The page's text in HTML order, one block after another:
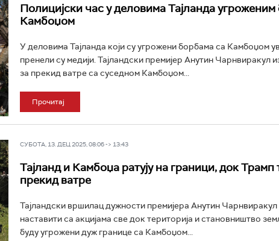
Полицијски час у деловима Тајланда
Камбоџом
У деловима Тајланда који су угрожени борбама са Камбоџом
пренели су медији. Тајландски премијер Анутин Чарнвиракул
за прекид ватре са суседном Камбоџом...
Прочитај
СУБОТА, 13. ДЕЦ 2025, 08:06 -> 13:43
Тајланд и Камбоџа ратују на граници, док Трамп
прекид ватре
Тајландски вршилац дужности премијера Анутин Чарнвиракул
наставити са акцијама све док територија и становништво
буду угрожени дуж границе са Камбоџом...